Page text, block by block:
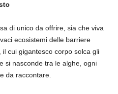
di unico da offrire, sia che viva
ecosistemi delle barriere
cui gigantesco corpo solca gli
si nasconde tra le alghe, ogni
da raccontare.